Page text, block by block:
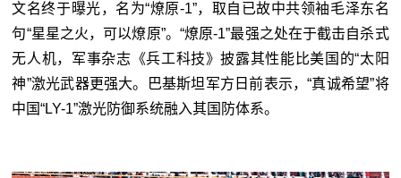
文名终于曝光，名为“燎原-1”，取自已故中共领袖毛泽东名
句“星星之火，可以燎原”。“燎原-1”最强之处在于截击自杀式
无人机，军事杂志《兵工科技》披露其性能比美国的“太阳
神”激光武器更强大。巴基斯坦军方日前表示，“真诚希望”将
中国“LY-1”激光防御系统融入其国防体系。